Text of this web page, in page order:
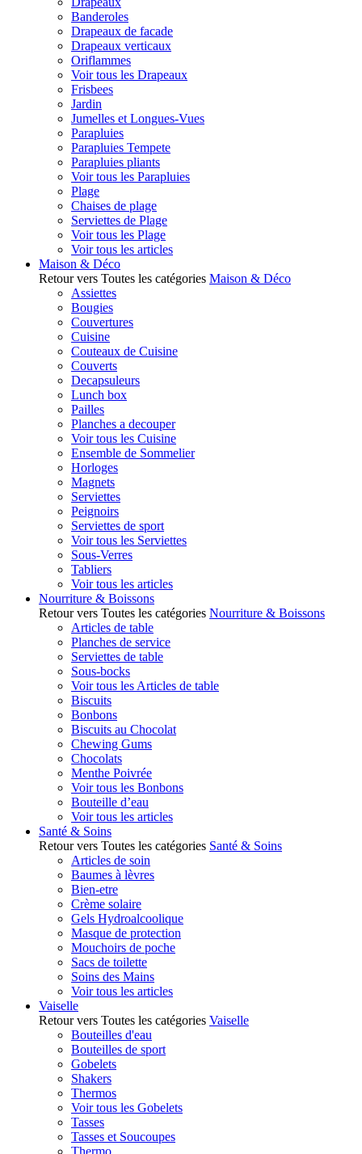
Banderoles
Drapeaux de facade
Drapeaux verticaux
Oriflammes
Voir tous les Drapeaux
Frisbees
Jardin
Jumelles et Longues-Vues
Parapluies
Parapluies Tempete
Parapluies pliants
Voir tous les Parapluies
Plage
Chaises de plage
Serviettes de Plage
Voir tous les Plage
Voir tous les articles
Maison & Déco
Retour vers Toutes les catégories Maison & Déco
Assiettes
Bougies
Couvertures
Cuisine
Couteaux de Cuisine
Couverts
Decapsuleurs
Lunch box
Pailles
Planches a decouper
Voir tous les Cuisine
Ensemble de Sommelier
Horloges
Magnets
Serviettes
Peignoirs
Serviettes de sport
Voir tous les Serviettes
Sous-Verres
Tabliers
Voir tous les articles
Nourriture & Boissons
Retour vers Toutes les catégories Nourriture & Boissons
Articles de table
Planches de service
Serviettes de table
Sous-bocks
Voir tous les Articles de table
Biscuits
Bonbons
Biscuits au Chocolat
Chewing Gums
Chocolats
Menthe Poivrée
Voir tous les Bonbons
Bouteille d’eau
Voir tous les articles
Santé & Soins
Retour vers Toutes les catégories Santé & Soins
Articles de soin
Baumes à lèvres
Bien-etre
Crème solaire
Gels Hydroalcoolique
Masque de protection
Mouchoirs de poche
Sacs de toilette
Soins des Mains
Voir tous les articles
Vaiselle
Retour vers Toutes les catégories Vaiselle
Bouteilles d'eau
Bouteilles de sport
Gobelets
Shakers
Thermos
Voir tous les Gobelets
Tasses
Tasses et Soucoupes
Thermo